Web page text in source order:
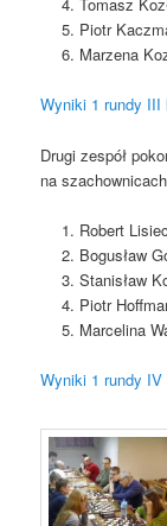
Tomasz
Piotr
Marzena
Wyniki 1 rundy III
Drugi zespół
na
Robert
Bogusław
Stanisław
Piotr
Marcelina
Wyniki 1 rundy IV